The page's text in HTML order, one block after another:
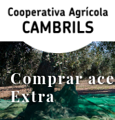
Comprar
Extra